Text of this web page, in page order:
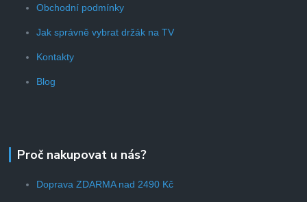
Obchodní podmínky
Jak správně vybrat držák na TV
Kontakty
Blog
Proč nakupovat u nás?
Doprava ZDARMA nad 2490 Kč